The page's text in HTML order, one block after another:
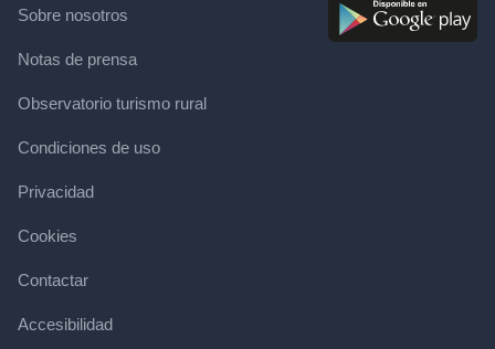
Sobre nosotros
Notas de prensa
Observatorio turismo rural
Condiciones de uso
Privacidad
Cookies
Contactar
Accesibilidad